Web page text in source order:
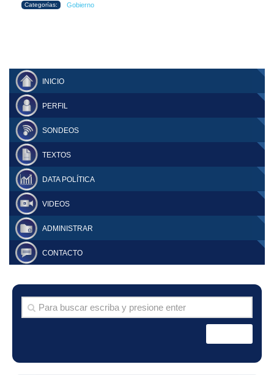
Categorías: Gobierno
INICIO
PERFIL
SONDEOS
TEXTOS
DATA POLÍTICA
VIDEOS
ADMINISTRAR
CONTACTO